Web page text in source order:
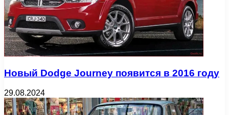
Новый Dodge Journey появится в 2016 году
29.08.2024